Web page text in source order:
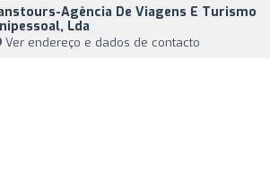
Agência De Viagens E Turismo
Lda
Ver endereço e dados de contacto